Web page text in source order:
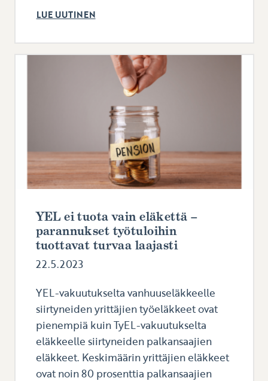
LUE UUTINEN
YEL ei tuota vain eläkettä –
parannukset työtuloihin
tuottavat turvaa laajasti
22.5.2023
YEL-vakuutukselta vanhuuseläkkeelle
siirtyneiden yrittäjien työeläkkeet ovat
pienempiä kuin TyEL-vakuutukselta
eläkkeelle siirtyneiden palkansaajien
eläkkeet. Keskimäärin yrittäjien eläkkeet
ovat noin 80 prosenttia palkansaajien